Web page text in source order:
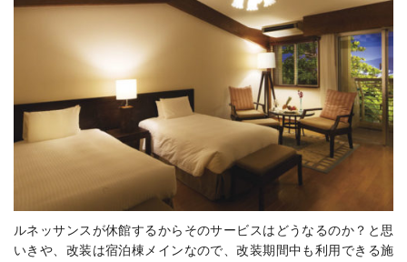
ルネッサンスが休館するからそのサービスはどうなるのか？と思
いきや、改装は宿泊棟メインなので、改装期間中も利用できる施